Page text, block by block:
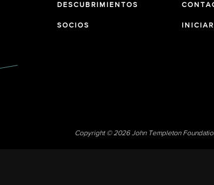
DESCUBRIMIENTOS
SOCIOS
Copyright © 2026 John Templeton